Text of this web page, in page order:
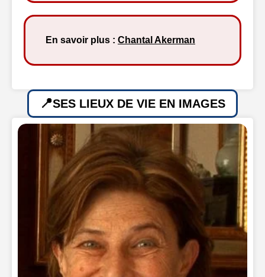
En savoir plus : Chantal Akerman
SES LIEUX DE VIE EN IMAGES